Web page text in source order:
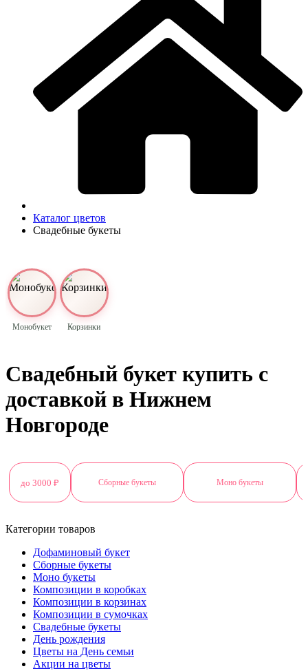
Каталог цветов
Свадебные букеты
Монобукет Корзинки
Свадебный букет купить с
доставкой в Нижнем
Новгороде
до 3000 ₽ Сборные букеты Моно букеты
Категории товаров
Дофаминовый букет
Сборные букеты
Моно букеты
Композиции в коробках
Композиции в корзинах
Композиции в сумочках
Свадебные букеты
День рождения
Цветы на День семьи
Акции на цветы